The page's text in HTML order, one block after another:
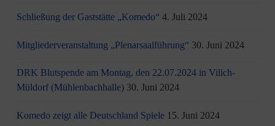
Schließung der Gaststätte „Komedo“ 4. Juli 2024
Mitgliederveranstaltung „Plenarsaalführung“ 30. Juni 2024
DRK Blutspende am Montag, den 22.07.2024 in Vilich-
Müldorf (Mühlenbachhalle) 30. Juni 2024
Komedo zeigt alle Deutschland Spiele 15. Juni 2024